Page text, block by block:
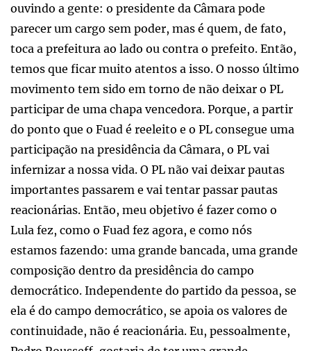
ouvindo a gente: o presidente da Câmara pode
parecer um cargo sem poder, mas é quem, de fato,
toca a prefeitura ao lado ou contra o prefeito. Então,
temos que ficar muito atentos a isso. O nosso último
movimento tem sido em torno de não deixar o PL
participar de uma chapa vencedora. Porque, a partir
do ponto que o Fuad é reeleito e o PL consegue uma
participação na presidência da Câmara, o PL vai
infernizar a nossa vida. O PL não vai deixar pautas
importantes passarem e vai tentar passar pautas
reacionárias. Então, meu objetivo é fazer como o
Lula fez, como o Fuad fez agora, e como nós
estamos fazendo: uma grande bancada, uma grande
composição dentro da presidência do campo
democrático. Independente do partido da pessoa, se
ela é do campo democrático, se apoia os valores de
continuidade, não é reacionária. Eu, pessoalmente,